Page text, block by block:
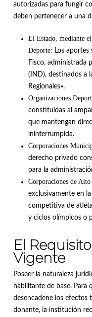
autorizadas para fungir
deben pertenecer a una
El Estado, mediante
Deporte: Los aportes
Fisco, administrada
(IND), destinados a
Regionales».
Organizaciones
constituidas al
que mantengan
ininterrumpida.
Corporaciones
derecho privado
para la
Corporaciones de
exclusivamente en
competitiva de
y ciclos olímpicos o
El
Vigente
Poseer la naturaleza
habilitante de base. Para
desencadene los efectos
donante, la institución